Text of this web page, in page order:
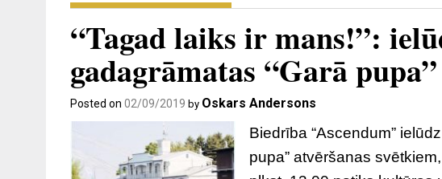
“Tagad laiks ir mans!”:
gadagrāmatas “Garā
Posted on 02/09/2019 by Oskars Andersons
Biedrība “Ascendum”
pupa” atvēršanas